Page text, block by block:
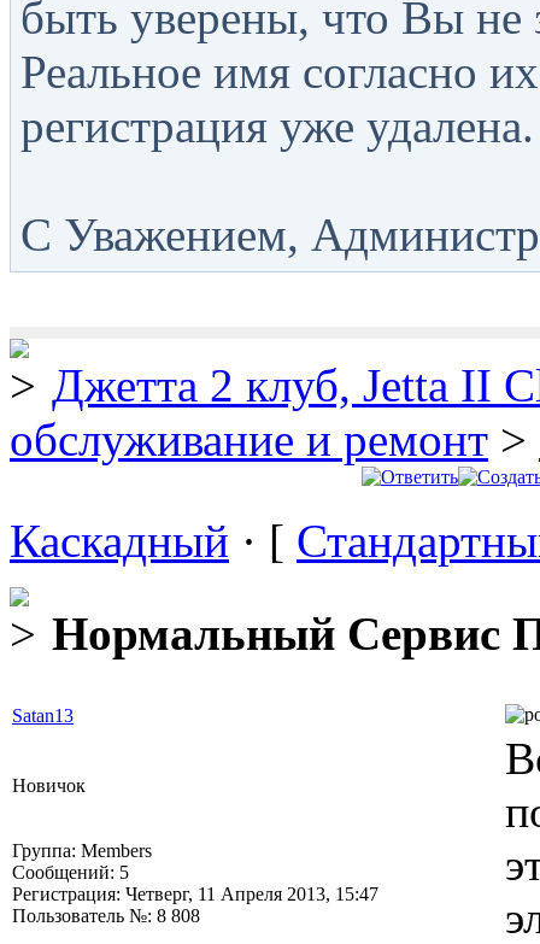
быть уверены, что Вы не
Реальное имя согласно
регистрация уже удалена.
С Уважением,
Джетта 2 клуб, Jetta II
обслуживание и ремонт >
Каскадный · [
Нормальный Сервис
Satan13
Новичок
Группа: Members
Сообщений: 5
Регистрация: Четверг, 11 Апреля 2013, 15:47
Пользователь №: 8 808